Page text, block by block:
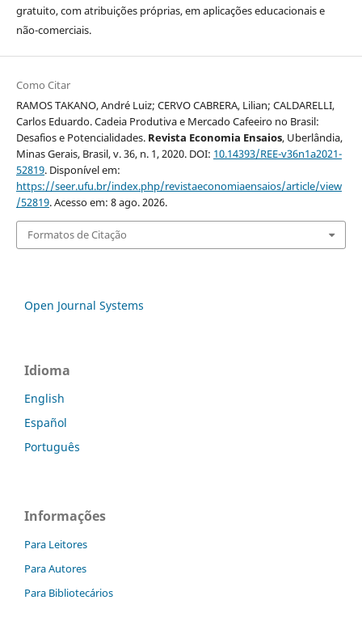
gratuito, com atribuições próprias, em aplicações educacionais e
não-comerciais.
Como Citar
RAMOS TAKANO, André Luiz; CERVO CABRERA, Lilian; CALDARELLI,
Carlos Eduardo. Cadeia Produtiva e Mercado Cafeeiro no Brasil:
Desafios e Potencialidades. Revista Economia Ensaios, Uberlândia,
Minas Gerais, Brasil, v. 36, n. 1, 2020. DOI: 10.14393/REE-v36n1a2021-
52819. Disponível em:
https://seer.ufu.br/index.php/revistaeconomiaensaios/article/view
/52819. Acesso em: 8 ago. 2026.
Formatos de Citação
Open Journal Systems
Idioma
English
Español
Português
Informações
Para Leitores
Para Autores
Para Bibliotecários